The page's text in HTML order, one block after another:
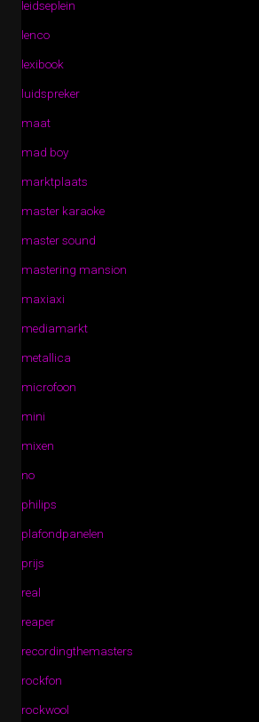
leidseplein
lenco
lexibook
luidspreker
maat
mad boy
marktplaats
master karaoke
master sound
mastering mansion
maxiaxi
mediamarkt
metallica
microfoon
mini
mixen
no
philips
plafondpanelen
prijs
real
reaper
recordingthemasters
rockfon
rockwool